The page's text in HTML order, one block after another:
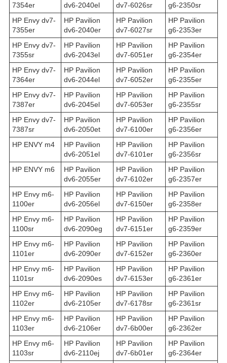
7354er
dv6-2040el
dv7-6026sr
g6-2350sr
HP Envy dv7-
7355er
HP Pavilion
dv6-2040er
HP Pavilion
dv7-6027sr
HP Pavilion
g6-2353er
HP Envy dv7-
7355sr
HP Pavilion
dv6-2043el
HP Pavilion
dv7-6051er
HP Pavilion
g6-2354er
HP Envy dv7-
7364er
HP Pavilion
dv6-2044el
HP Pavilion
dv7-6052er
HP Pavilion
g6-2355er
HP Envy dv7-
7387er
HP Pavilion
dv6-2045el
HP Pavilion
dv7-6053er
HP Pavilion
g6-2355sr
HP Envy dv7-
7387sr
HP Pavilion
dv6-2050et
HP Pavilion
dv7-6100er
HP Pavilion
g6-2356er
HP ENVY m4
HP Pavilion
dv6-2051el
HP Pavilion
dv7-6101er
HP Pavilion
g6-2356sr
HP ENVY m6
HP Pavilion
dv6-2055er
HP Pavilion
dv7-6102er
HP Pavilion
g6-2357er
HP Envy m6-
1100er
HP Pavilion
dv6-2056el
HP Pavilion
dv7-6150er
HP Pavilion
g6-2358er
HP Envy m6-
1100sr
HP Pavilion
dv6-2090eg
HP Pavilion
dv7-6151er
HP Pavilion
g6-2359er
HP Envy m6-
1101er
HP Pavilion
dv6-2090er
HP Pavilion
dv7-6152er
HP Pavilion
g6-2360er
HP Envy m6-
1101sr
HP Pavilion
dv6-2090es
HP Pavilion
dv7-6153er
HP Pavilion
g6-2361er
HP Envy m6-
1102er
HP Pavilion
dv6-2105er
HP Pavilion
dv7-6178sr
HP Pavilion
g6-2361sr
HP Envy m6-
1103er
HP Pavilion
dv6-2106er
HP Pavilion
dv7-6b00er
HP Pavilion
g6-2362er
HP Envy m6-
1103sr
HP Pavilion
dv6-2110ej
HP Pavilion
dv7-6b01er
HP Pavilion
g6-2364er